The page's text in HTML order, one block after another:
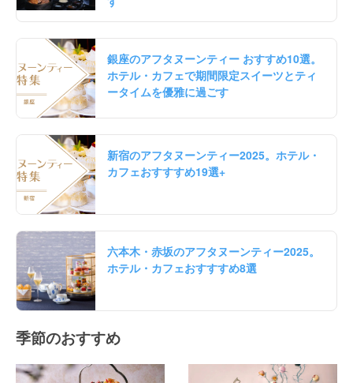
銀座のアフタヌーンティー おすすめ10選。
ホテル・カフェで期間限定スイーツとティ
ータイムを優雅に過ごす
新宿のアフタヌーンティー2025。ホテル・
カフェおすすすめ19選+
六本木・赤坂のアフタヌーンティー2025。
ホテル・カフェおすすすめ8選
季節のおすすめ